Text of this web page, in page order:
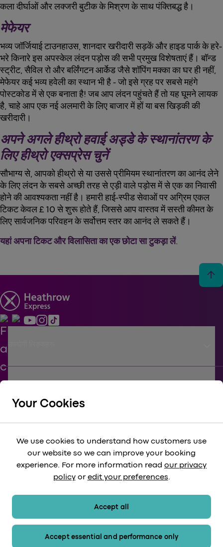
कला दीर्घाओं और लक्जरी बुटीक के मिश्रण के साथ पंक्तिबद्ध है।
मेफेयर
भव्य जॉर्जियाई टाउनहाउस, शानदार खरीदारी सड़कें और हाइड पार्क के हरे-
भरे किनारे इस अपस्केल लंदन पड़ोस की सभी प्रमुख विशेषताएं हैं। बॉन्ड
स्ट्रीट, सैविल रो और बर्लिंगटन आर्केड जैसे शॉपिंग मक्का का घर ही नहीं,
मेफेयर कई भव्य हवेली का स्थान भी है - जो इसे ग्रह पर सबसे महंगे
पोस्टकोड में से एक बनाता है! जब आप लंदन पहुंचते हैं तो यह घूमने लायक
है, चाहे आप एक नई अलमारी के लिए बाजार में हों या बस खिड़की की
खरीदारी।
अपने अगले हीथ्रो हवाई अड्डे के स्थानांतरण के
लिए हीथ्रो एक्सप्रेस चुनें
सौभाग्य से, आपको हीथ्रो से या उससे प्रीमियम स्थानांतरण का आनंद लेने
के लिए लंदन के सबसे अच्छी तरह से एड़ी वाले पड़ोस में से एक का निवासी
होने की आवश्यकता नहीं है। हमारी हाई-स्पीड सेवाओं पर अग्रिम एकल
टिकट केवल £ 10 से शुरू होते हैं, जिससे आप वास्तव में सस्ती कीमत के
लिए सार्वजनिक परिवहन के सर्वोत्तम स्तर का आनंद ले सकते हैं।
यहां अपना टिकट और विलासिता का एक छोटा सा टुकड़ा लें.
arrow_upward
keyboard_arrow_down
कॉर्पोरेट keyboard_arrow_down
विधि-सम्‍मत keyboard_arrow_down
Your Cookies
We use cookies to understand how customers use
our website so we can improve your booking
experience. For more information read our privacy
policyor edit your preferences.
Accept all
Accept essential and performance only